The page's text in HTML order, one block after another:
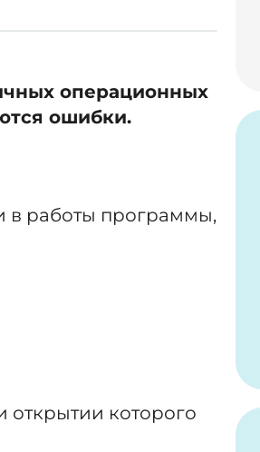
операционных
ошибки.
в работы программы,
которого